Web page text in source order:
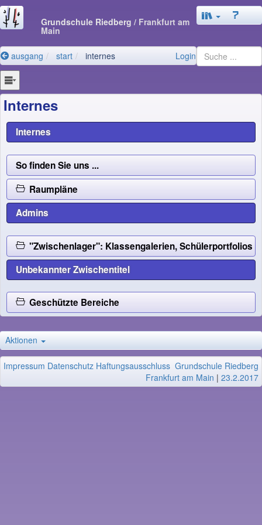
Grundschule Riedberg / Frankfurt am
Main
ausgang start internes Login
Internes
Internes
So finden Sie uns ...
Raumpläne
Admins
"Zwischenlager": Klassengalerien,
Unbekannter Zwischentitel
Geschützte Bereiche
Aktionen
Impressum Datenschutz Haftungsausschluss Grundschule Riedberg
Frankfurt am Main | 23.2.2017